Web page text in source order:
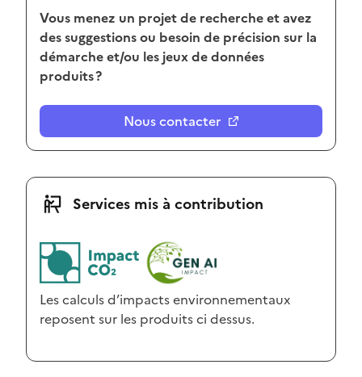
Vous menez un projet de recherche et avez
des suggestions ou besoin de précision sur la
démarche et/ou les jeux de données
produits ?
Nous contacter
Services mis à contribution
Les calculs d’impacts environnementaux
reposent sur les produits ci dessus.